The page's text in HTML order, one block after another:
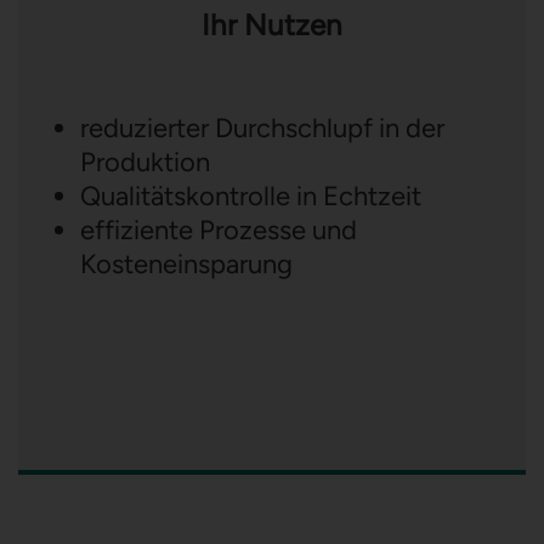
Ihr Nutzen
reduzierter Durchschlupf in der
Produktion
Qualitätskontrolle in Echtzeit
effiziente Prozesse und
Kosteneinsparung